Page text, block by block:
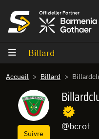
Billard
Accueil Billard
Suivre
@bcrot